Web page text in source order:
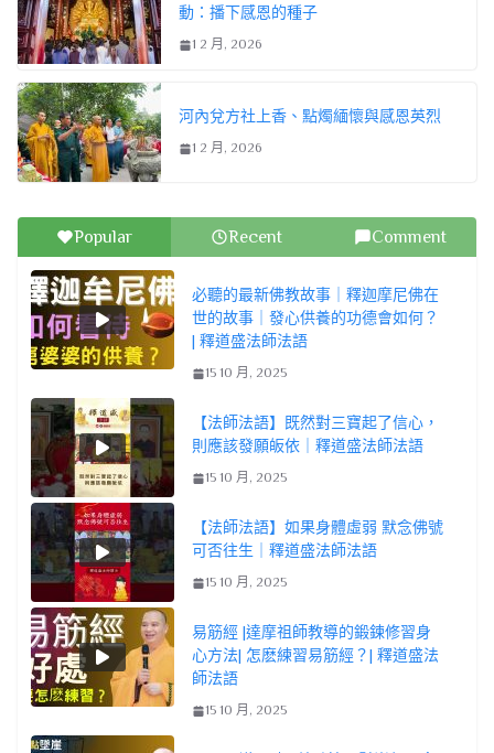
動：播下感恩的種子
1 2 月, 2026
河內兌方社上香、點燭緬懷與感恩英烈
1 2 月, 2026
Popular Recent Comment
必聽的最新佛教故事｜釋迦摩尼佛在
世的故事｜發心供養的功德會如何？
| 釋道盛法師法語
15 10 月, 2025
【法師法語】既然對三寶起了信心，
則應該發願皈依｜釋道盛法師法語
15 10 月, 2025
【法師法語】如果身體虛弱 默念佛號
可否往生｜釋道盛法師法語
15 10 月, 2025
易筋經 |達摩祖師教導的鍛鍊修習身
心方法| 怎麽練習易筋經？| 釋道盛法
師法語
15 10 月, 2025